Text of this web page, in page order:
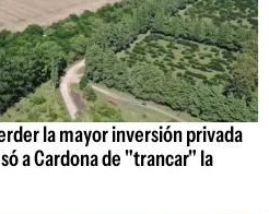
la mayor inversión privada
a Cardona de "trancar" la